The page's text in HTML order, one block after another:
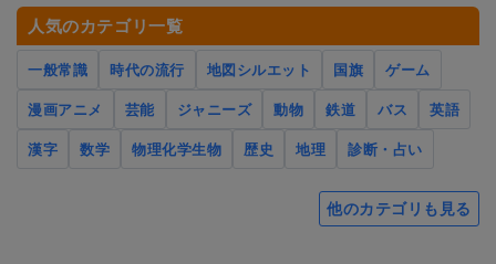
人気のカテゴリ一覧
一般常識 時代の流行 地図シルエット 国旗
ゲーム
漫画アニメ
芸能 ジャニーズ 動物 鉄道 バス
英語
漢字
数学 物理化学生物 歴史 地理 診断・占い
他のカテゴリも見る